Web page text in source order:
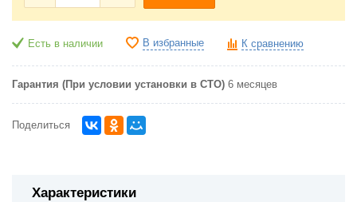
Есть в наличии В избранные К сравнению
Гарантия (При условии установки в СТО) 6 месяцев
Поделиться
Характеристики